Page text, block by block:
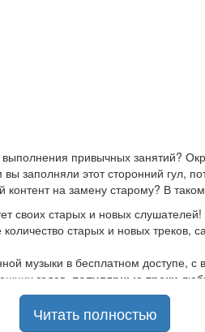
привычных занятий?
заполняли этот сторонний гул,
на замену старому? В
своих старых и новых
старых и новых
музыки в бесплатном доступе,
годов, популярные треки
ассортимент на любой вкус, и
Читать полностью